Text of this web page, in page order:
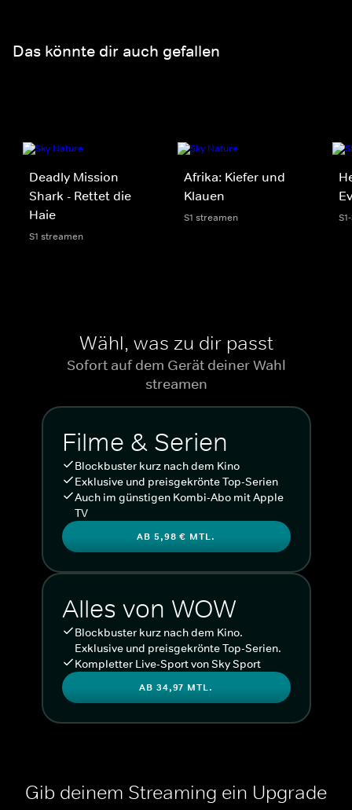
Das könnte dir auch gefallen
Deadly Mission
Shark - Rettet die
Haie
S1 streamen
Afrika: Kiefer und
Klauen
S1 streamen
Wähl, was zu dir passt
Sofort auf dem Gerät deiner Wahl
streamen
Filme & Serien
Blockbuster kurz nach dem Kino
Exklusive und preisgekrönte Top-Serien
Auch im günstigen Kombi-Abo mit Apple
TV
AB 5,98 € MTL.
Alles von WOW
Blockbuster kurz nach dem Kino.
Exklusive und preisgekrönte Top-Serien.
Kompletter Live-Sport von Sky Sport
AB 34,97 MTL.
Gib deinem Streaming ein Upgrade